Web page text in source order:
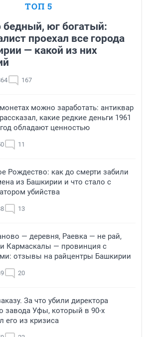
ТОП 5
бедный, юг богатый:
проехал все города
— какой из них
167
можно заработать: антиквар
какие редкие деньги 1961
обладают ценностью
11
Рождество: как до смерти забили
из Башкирии и что стало с
убийства
13
— деревня, Раевка — не рай,
Кармаскалы — провинция с
отзывы на райцентры Башкирии
20
За что убили директора
завода Уфы, который в 90-х
его из кризиса